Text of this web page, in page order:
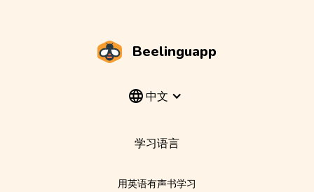
Beelinguapp
中文
学习语言
用英语有声书学习